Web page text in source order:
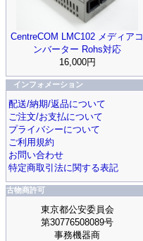
CentreCOM LMC102 メディアコ
ンバーター Rohs対応
16,000円
インフォメーション
配送/納期/返品について
ご注文/お支払について
プライバシーについて
ご利用規約
お問い合わせ
特定商取引法に関する表記
古物商許可
東京都公安委員会
第30776508089号
事務機器商